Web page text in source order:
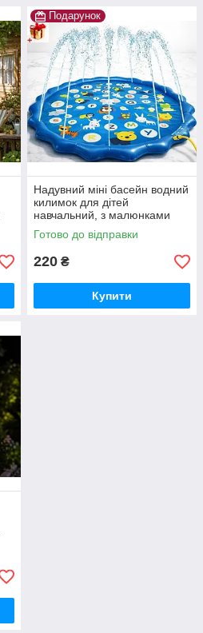
Подарунок
Надувний міні басейн водний
килимок для дітей
навчальний, з малюнками
фонтанчик Swimming Ring
Готово до відправки
220 ₴
Купити